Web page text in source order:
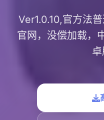
Ver1.0.10,官方法
官网，没偿加载，